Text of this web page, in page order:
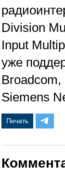
Division
Input
уже
Siemens
Печать